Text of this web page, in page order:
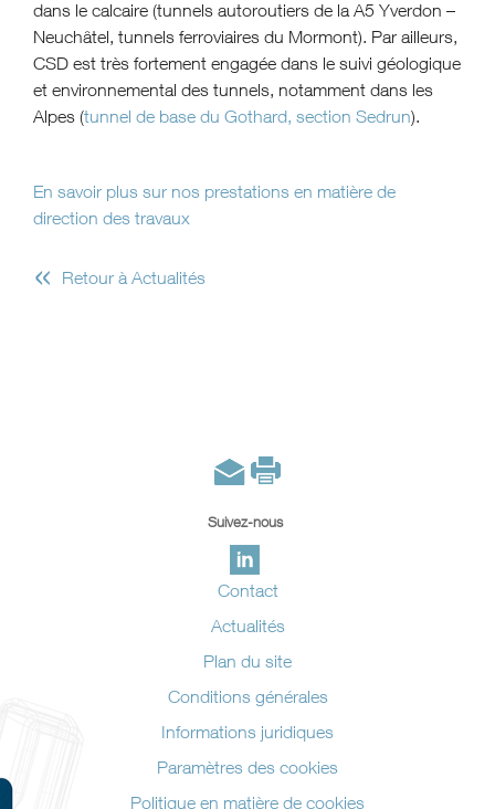
dans le calcaire (tunnels autoroutiers de la A5 Yverdon –
Neuchâtel, tunnels ferroviaires du Mormont). Par ailleurs,
CSD est très fortement engagée dans le suivi géologique
et environnemental des tunnels, notamment dans les
Alpes (tunnel de base du Gothard, section Sedrun).
En savoir plus sur nos prestations en matière de
direction des travaux
« Retour à Actualités
Suivez-nous
Contact
Actualités
Plan du site
Conditions générales
Informations juridiques
Paramètres des cookies
Politique en matière de cookies